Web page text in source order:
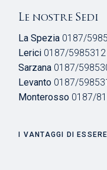
Le nostre Sedi
La Spezia 0187/
Lerici 0187/5985312
Sarzana 0187/
Levanto 0187/
Monterosso 0187/
I VANTAGGI DI